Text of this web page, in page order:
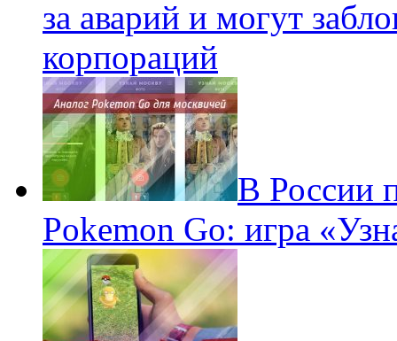
за аварий и могут
корпораций
В России
Pokemon Go: игра